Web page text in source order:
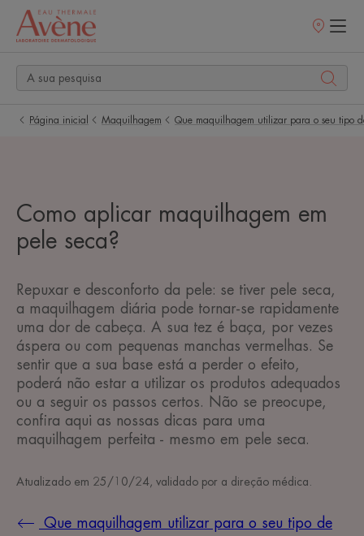
Pontos
Página inicial Maquilhagem Que maquilhagem utilizar para o seu tipo
Como aplicar maquilhagem em
pele seca?
Repuxar e desconforto da pele: se tiver pele seca,
a maquilhagem diária pode tornar-se rapidamente
uma dor de cabeça. A sua tez é baça, por vezes
áspera ou com pequenas manchas vermelhas. Se
sentir que a sua base está a perder o efeito,
poderá não estar a utilizar os produtos adequados
ou a seguir os passos certos. Não se preocupe,
confira aqui as nossas dicas para uma
maquilhagem perfeita - mesmo em pele seca.
Atualizado em 25/10/24, validado por a direção médica
Que maquilhagem utilizar para o seu tipo de